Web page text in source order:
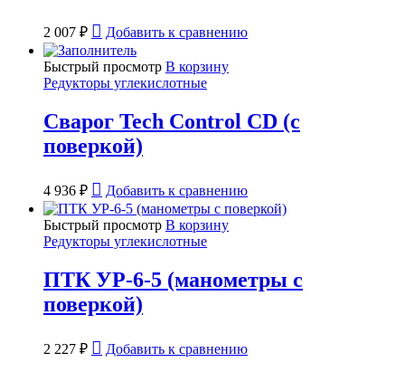
2 007 ₽ Добавить к сравнению
Быстрый просмотр В корзину
Редукторы углекислотные
Сварог Tech Control CD (с
поверкой)
4 936 ₽ Добавить к сравнению
Быстрый просмотр В корзину
Редукторы углекислотные
ПТК УР-6-5 (манометры с
поверкой)
2 227 ₽ Добавить к сравнению